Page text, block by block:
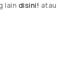
lain disini! atau